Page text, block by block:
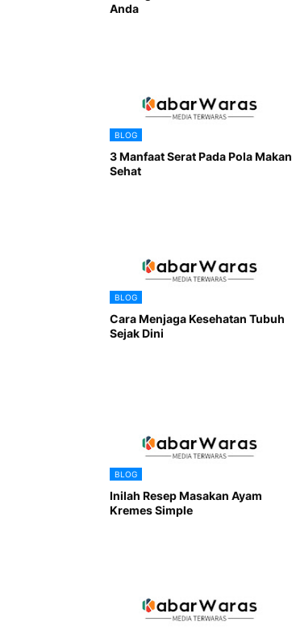
Anda
BLOG
3 Manfaat Serat Pada Pola Makan
Sehat
BLOG
Cara Menjaga Kesehatan Tubuh
Sejak Dini
BLOG
Inilah Resep Masakan Ayam
Kremes Simple